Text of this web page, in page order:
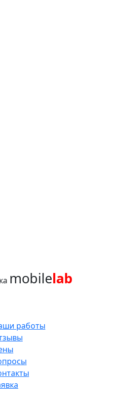
mobilelab
работы